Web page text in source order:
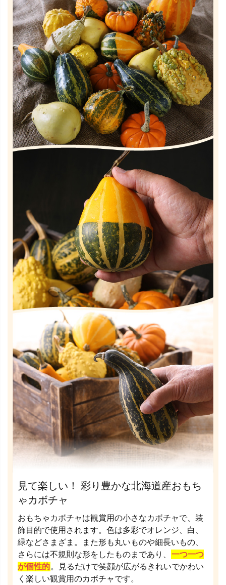
見て楽しい！ 彩り豊かな北海道産おもち
ゃカボチャ
おもちゃカボチャは観賞用の小さなカボチャで、装
飾目的で使用されます。色は多彩でオレンジ、白、
緑などさまざま。また形も丸いものや細長いもの、
さらには不規則な形をしたものまであり、 一つ一つ
が個性的。見るだけで笑顔が広がるきれいでかわい
く楽しい観賞用のカボチャです。